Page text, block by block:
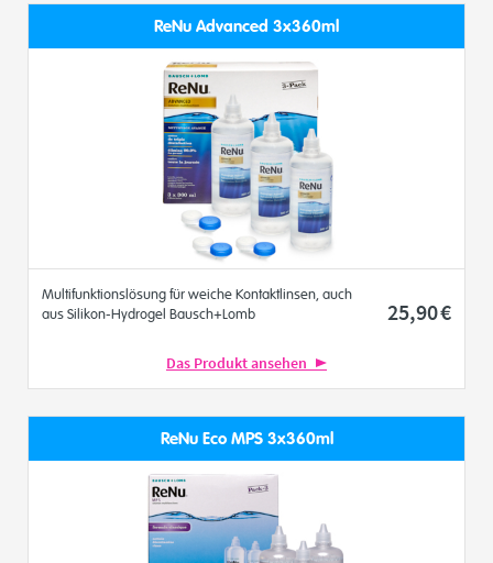
ReNu Advanced 3x360ml
Multifunktionslösung für weiche Kontaktlinsen, auch
aus Silikon-Hydrogel Bausch+Lomb
25,90€
Das Produkt ansehen
ReNu Eco MPS 3x360ml